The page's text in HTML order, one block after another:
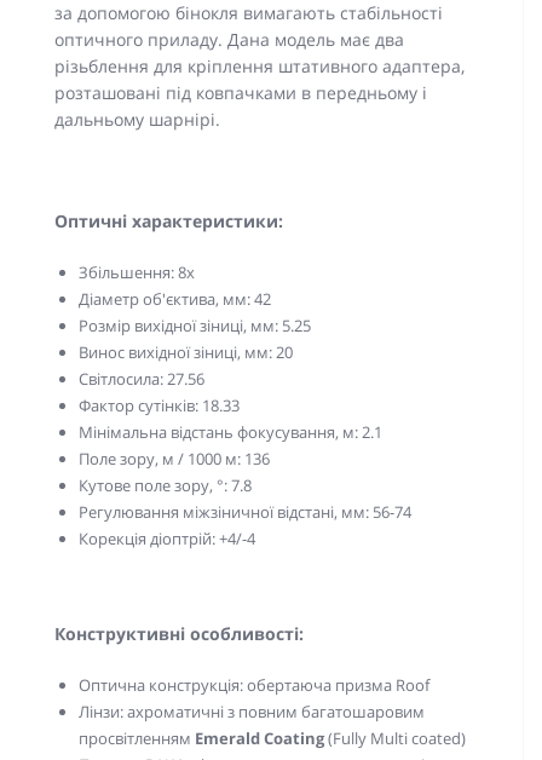
за допомогою бінокля вимагають стабільності
оптичного приладу. Дана модель має два
різьблення для кріплення штативного адаптера,
розташовані під ковпачками в передньому і
дальньому шарнірі.
Оптичні характеристики:
Збільшення: 8x
Діаметр об'єктива, мм: 42
Розмір вихідної зіниці, мм: 5.25
Винос вихідної зіниці, мм: 20
Світлосила: 27.56
Фактор сутінків: 18.33
Мінімальна відстань фокусування, м: 2.1
Поле зору, м / 1000 м: 136
Кутове поле зору, °: 7.8
Регулювання міжзіничної відстані, мм: 56-74
Корекція діоптрій: +4/-4
Конструктивні особливості:
Оптична конструкція: обертаюча призма Roof
Лінзи: ахроматичні з повним багатошаровим
просвітленням Emerald Coating(Fully Multi coated)